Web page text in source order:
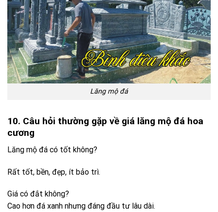
Lăng mộ đá có tốt không?
Rất tốt, bền, đẹp, ít bảo trì.
Giá có đắt không?
Cao hơn đá xanh nhưng đáng đầu tư lâu dài.
12. Lời kết.
Giá không cố định mà phụ thuộc vào nhiều yếu tố như chất
liệu, kích thước, thiết kế và vị trí thi công. Tuy nhiên, đây
Sang trọng, đẳng cấp